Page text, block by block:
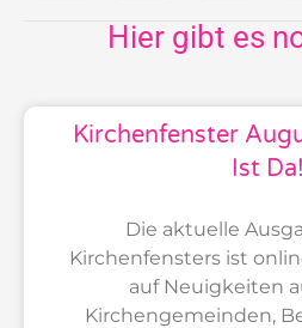
Hier gibt es
Kirchenfenster
Ist Da!
Die aktuelle
Kirchenfensters ist
auf Neuigkeiten
Kirchengemeinden,